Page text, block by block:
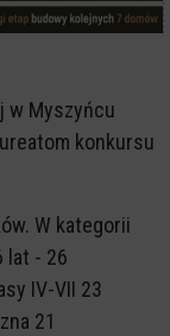
w Myszyńcu
konkursu
W kategorii
lat - 26
IV-VII 23
21